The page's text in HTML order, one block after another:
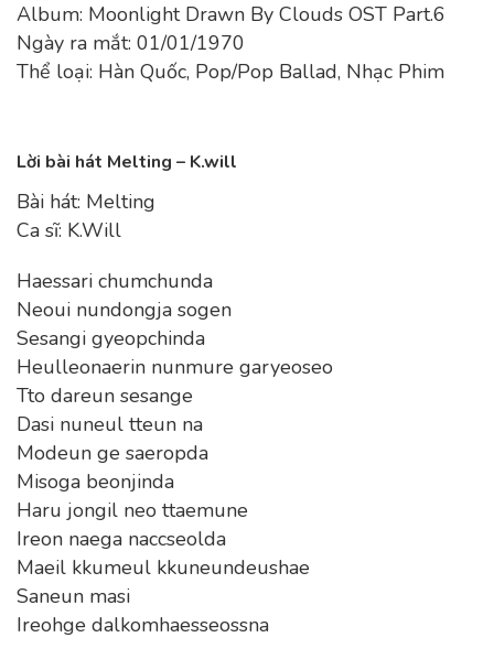
Album: Moonlight Drawn By Clouds OST Part.6
Ngày ra mắt: 01/01/1970
Thể loại: Hàn Quốc, Pop/Pop Ballad, Nhạc Phim
Lời bài hát Melting – K.will
Bài hát: Melting
Ca sĩ: K.Will
Haessari chumchunda
Neoui nundongja sogen
Sesangi gyeopchinda
Heulleonaerin nunmure garyeoseo
Tto dareun sesange
Dasi nuneul tteun na
Modeun ge saeropda
Misoga beonjinda
Haru jongil neo ttaemune
Ireon naega naccseolda
Maeil kkumeul kkuneundeushae
Saneun masi
Ireohge dalkomhaesseossna